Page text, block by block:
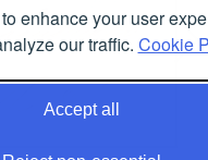
enhance your user
our traffic. Cookie
Accept all